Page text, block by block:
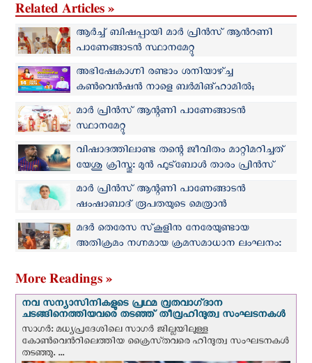
Related Articles »
ആർച്ച് ബിഷപ്പായി മാർ പ്രിൻസ് ആന്‍റണി
പാണേങ്ങാടൻ സ്ഥാനമേറ്റു
അഭിഷേകാഗ്നി രണ്ടാം ശനിയാഴ്ച്ച
കൺവെൻഷൻ നാളെ ബർമിങ്ഹാമിൽ;
ബിഷപ്പ് മാർ പ്രിൻസ് പാണേങ്ങാടൻ മുഖ്യ
കാർമികൻ
മാർ പ്രിൻസ് ആന്റണി പാണേങ്ങാടൻ
സ്ഥാനമേറ്റു
വിഷാദത്തിലാണ്ട തന്റെ ജീവിതം മാറ്റിമറിച്ചത്
യേശു ക്രിസ്തു: മുൻ ഫുട്ബോൾ താരം പ്രിൻസ്
ബോട്ടെങ്
മാർ പ്രിൻസ് ആന്റണി പാണേങ്ങാടന്‍
ഷംഷാബാദ് രൂപതയുടെ മെത്രാന്‍
മദർ തെരേസ സ്‌കൂളിനു നേരേയുണ്ടായ
അതിക്രമം നഗ്നമായ ക്രമസമാധാന ലംഘനം:
More Readings »
നവ സന്യാസിനികളുടെ പ്രഥമ വ്രതവാഗ്‌ദാന
ചടങ്ങിനെത്തിയവരെ തടഞ്ഞ് തീവ്രഹിന്ദുത്വ സംഘടനകള്‍
സാഗർ: മധ്യപ്രദേശിലെ സാഗർ ജില്ലയിലുള്ള
കോൺവെന്‍റിലെത്തിയ ക്രൈസ്‌തവരെ ഹിന്ദുത്വ സംഘടനകൾ
തടഞ്ഞു. ...